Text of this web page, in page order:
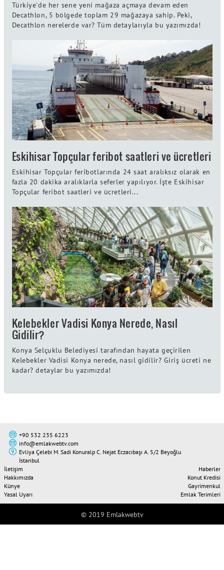
Türkiye'de her sene yeni mağaza açmaya devam eden
Decathlon, 5 bölgede toplam 29 mağazaya sahip. Peki,
Decathlon nerelerde var? Tüm detaylarıyla bu yazımızda!
Eskihisar Topçular feribot saatleri ve ücretleri
Eskihisar Topçular feribotlarında 24 saat aralıksız olarak en
fazla 20 dakika aralıklarla seferler yapılıyor. İşte Eskihisar
Topçular feribot saatleri ve ücretleri...
Kelebekler Vadisi Konya Nerede, Nasıl
Gidilir?
Konya Selçuklu Belediyesi tarafından hayata geçirilen
Kelebekler Vadisi Konya nerede, nasıl gidilir? Giriş ücreti ne
kadar? detaylar bu yazımızda!
+90 532 235 6223
info@emlakwebtv.com
Evliya Çelebi M. Sadi Konuralp C. Nejat Eczacıbaşı A. 5/2 Beyoğlu
İstanbul
İletişim
Hakkımızda
Künye
Yasal Uyarı
Haberler
Konut Kredisi
Gayrimenkul
Emlak Terimleri
© 2019 Emlakwebtv